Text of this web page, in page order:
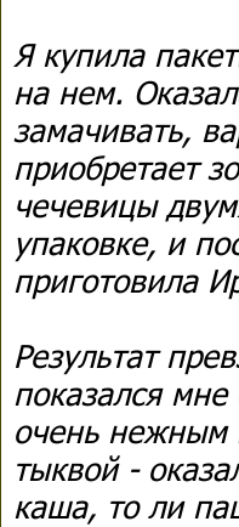
Я купила
на нем.
замачивать,
приобретает
чечевицы
упаковке, и
приготовила
Результат
показался
очень нежным
тыквой -
каша, то ли